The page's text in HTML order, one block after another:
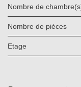
Nombre de
Nombre de pièces
Etage